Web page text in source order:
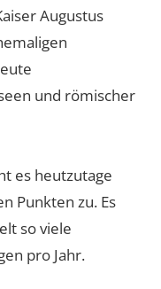
Augustus
und römischer
es heutzutage
Punkten zu. Es
so viele
pro Jahr.